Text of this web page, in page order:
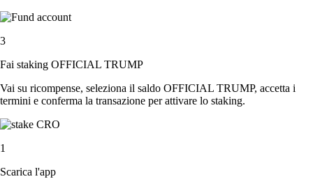
3
Fai staking OFFICIAL TRUMP
Vai su ricompense, seleziona il saldo OFFICIAL TRUMP, accetta i
termini e conferma la transazione per attivare lo staking.
1
Scarica l'app